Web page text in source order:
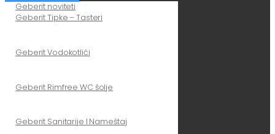
Geberit noviteti
Geberit Tipke – Tasteri
Geberit Vodokotlići
Geberit Rimfree WC šolje
Geberit Sanitarije I Nameštaj